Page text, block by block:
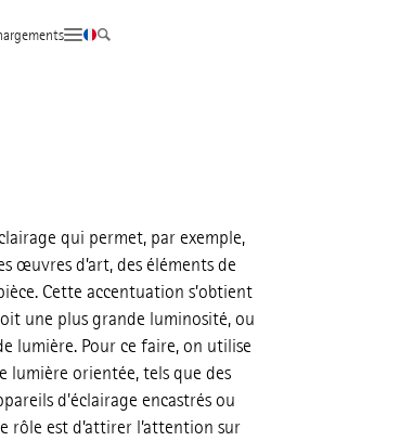
qui permet, par exemple,
œuvres d’art, des éléments de
Cette accentuation s’obtient
une plus grande luminosité, ou
lumière. Pour ce faire, on utilise
lumière orientée, tels que des
d'éclairage encastrés ou
rôle est d’attirer l’attention sur